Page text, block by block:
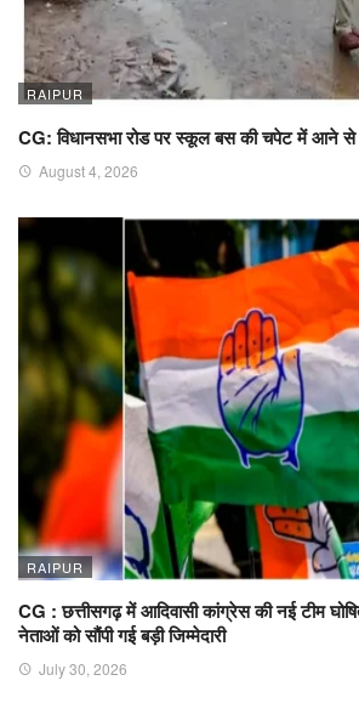
RAIPUR
CG: विधानसभा रोड पर स्कूल बस की चपेट में आने से
August 4, 2026
RAIPUR
CG : छत्तीसगढ़ में आदिवासी कांग्रेस की नई टीम
नेताओं को सौंपी गई बड़ी जिम्मेदारी
July 30, 2026